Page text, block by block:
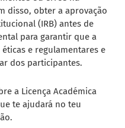
disso, obter a aprovação
(IRB) antes de
para garantir que a
e regulamentares e
dos participantes.
a Licença Académica
te ajudará no teu